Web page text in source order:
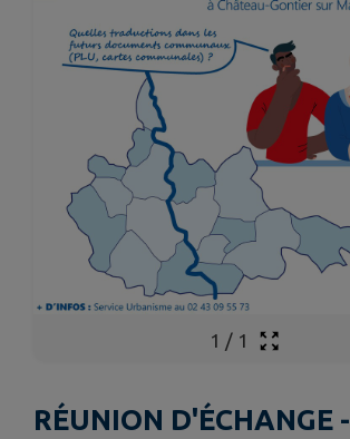
1 / 1
RÉUNION D'ÉCHANGE -